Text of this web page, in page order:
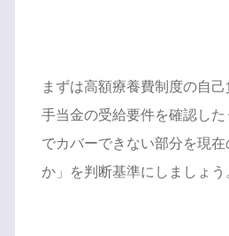
まずは高額療養費制度の自
手当金の受給要件を確認し
でカバーできない部分を現
か」を判断基準にしましょう